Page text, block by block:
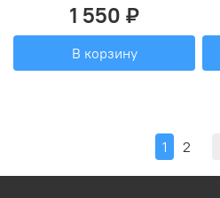
1 550 ₽
В корзину
1 2